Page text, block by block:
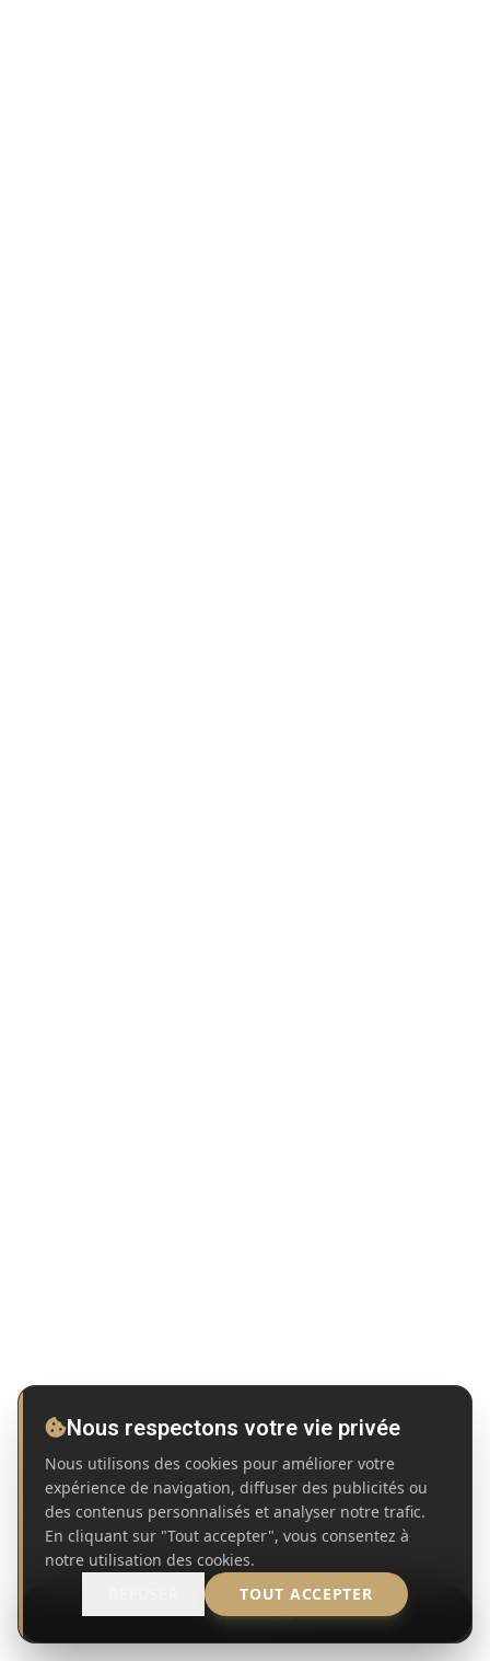
Propriétés
Nous respectons votre vie privée
Nous utilisons des cookies pour améliorer votre
expérience de navigation, diffuser des publicités ou
des contenus personnalisés et analyser notre trafic.
En cliquant sur "Tout accepter", vous consentez à
notre utilisation des cookies.
TOUT ACCEPTER